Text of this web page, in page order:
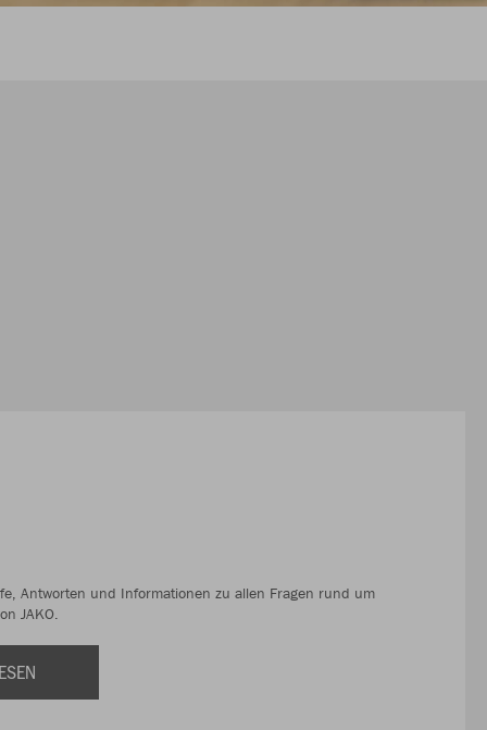
Antworten und Informationen zu allen Fragen rund um
JAKO.